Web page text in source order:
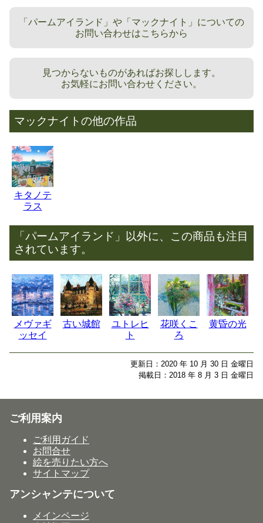
「パームアイランド」や「マックナイト」についての
お問い合わせはこちらから
見つからないものがあればお探しします。
お気軽にお問い合わせください。
マックナイトの他の作品
キタノテ
ラス
「パームアイランド」以外に、この商品も注目
されています。
メヴァギ
ッセイ
古い城館
ユトレヒ
ト
花咲くこ
ろ
黄昏の光
更新日：2020 年 10 月 30 日 金曜日
掲載日：2018 年 8 月 3 日 金曜日
ご利用案内
ご利用ガイド
お問合せ
絵を売りたい方へ
サイトマップ
アンシャンテについて
メインページ